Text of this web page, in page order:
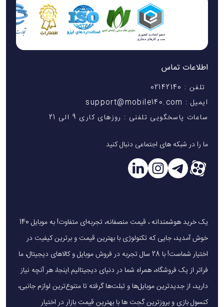
اطلاعات تماس
تلفن : 02142140
ایمیل : support@mobile140.com
ساعات پاسخگویی تلفنی : روزهای کاری 9 الی 21
ما را در شبکه های اجتماعی دنبال کنید
یک خرید هوشمندانه ، قیمت منصفانه، تجربه‌ای متفاوت! به موبایل 140
خوش آمدید، جایی که تکنولوژی با بهترین قیمت و برترین کیفیت در
اختیار شماست! با 28 سال تجربه در فروش موبایل و کالاهای دیجیتال، ما
فراتر از یک فروشگاه، همراه شما در دنیای دیجیتالیم.اینجا، هر آنچه نیاز
دارید، از جدیدترین موبایل‌ها و تبلت‌ها گرفته تا متنوع‌ترین لوازم جانبی،
کنسول بازی و بروزترین گجت ها با بهترین قیمت بازار در اختیار